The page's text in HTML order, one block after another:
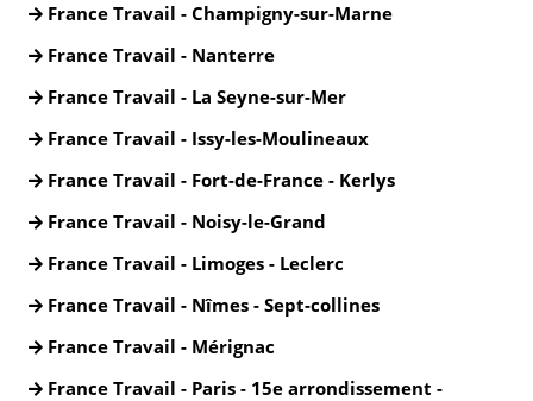
France Travail - Champigny-sur-Marne
France Travail - Nanterre
France Travail - La Seyne-sur-Mer
France Travail - Issy-les-Moulineaux
France Travail - Fort-de-France - Kerlys
France Travail - Noisy-le-Grand
France Travail - Limoges - Leclerc
France Travail - Nîmes - Sept-collines
France Travail - Mérignac
France Travail - Paris - 15e arrondissement -